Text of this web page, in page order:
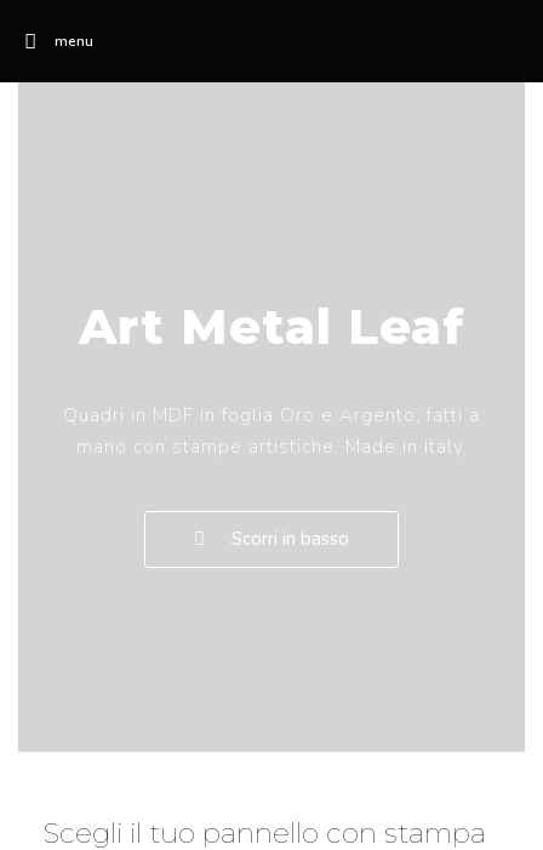
menu
Art Metal Leaf
Quadri in MDF in foglia Oro e Argento, fatti a
mano con stampe artistiche. Made in Italy.
Scorri in basso
Scegli il tuo pannello con stampa